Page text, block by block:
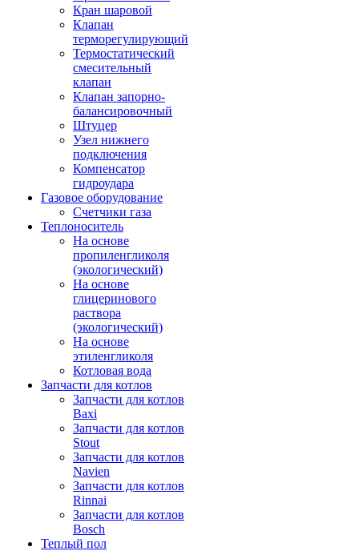
Кран шаровой
Клапан
терморегулирующий
Термостатический
смесительный
клапан
Клапан запорно-
балансировочный
Штуцер
Узел нижнего
подключения
Компенсатор
гидроудара
Газовое оборудование
Счетчики газа
Теплоноситель
На основе
пропиленгликоля
(экологический)
На основе
глицеринового
раствора
(экологический)
На основе
этиленгликоля
Котловая вода
Запчасти для котлов
Запчасти для котлов
Baxi
Запчасти для котлов
Stout
Запчасти для котлов
Navien
Запчасти для котлов
Rinnai
Запчасти для котлов
Bosch
Теплый пол